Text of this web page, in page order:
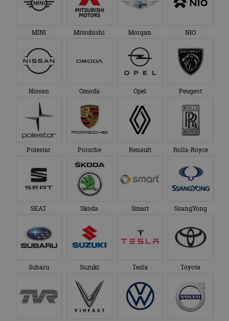
MINI Mitsubishi Morgan NIO
Nissan Omoda Opel Peugeot
Polestar Porsche Renault Rolls-Royce
SEAT Skoda Smart SsangYong
Subaru Suzuki Tesla Toyota